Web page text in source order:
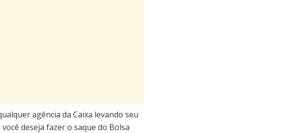
agência da Caixa levando seu
deseja fazer o saque do Bolsa